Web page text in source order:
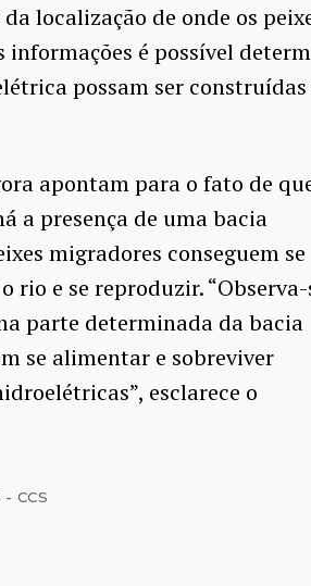
localização de onde os
informações é possível
possam ser construídas
apontam para o fato de
a presença de uma bacia
migradores conseguem se
e se reproduzir. “Observa-
parte determinada da bacia
se alimentar e sobreviver
esclarece o
- CCS